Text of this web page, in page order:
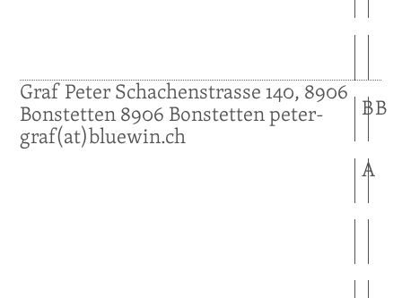
GrafPeterSchachenstrasse 140, 8906
Bonstetten8906 Bonstettenpeter-
graf(at)bluewin.ch
BB
A